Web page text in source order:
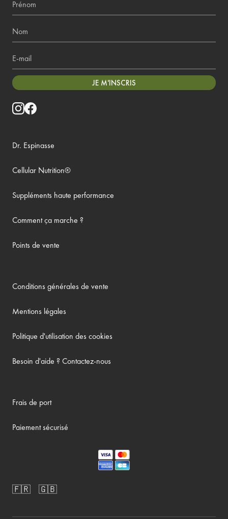
Nom
E-mail
JE M'INSCRIS
Dr. Espinasse
Cellular Nutrition®
Suppléments haute performance
Comment ça marche ?
Points de vente
Conditions générales de vente
Mentions légales
Politique d'utilisation des cookies
Besoin d'aide ? Contactez-nous
Frais de port
Paiement sécurisé
🇫🇷 🇬🇧